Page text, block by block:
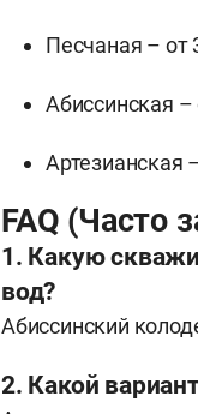
Песчаная – от
Абиссинская –
Артезианская
FAQ (Часто
1. Какую
вод?
Абиссинский
2. Какой